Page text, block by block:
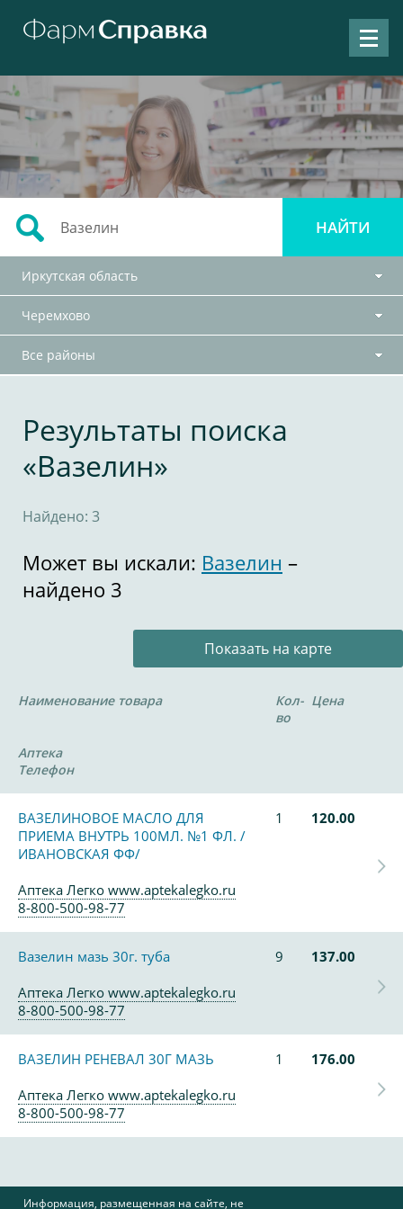
Иркутская область
Черемхово
Все районы
Результаты поиска
«Вазелин»
Найдено: 3
Может вы искали: Вазелин –
найдено 3
Показать на карте
Наименование товара
Кол-
во
Цена
Аптека
Телефон
ВАЗЕЛИНОВОЕ МАСЛО ДЛЯ
ПРИЕМА ВНУТРЬ 100МЛ. №1 ФЛ. /
ИВАНОВСКАЯ ФФ/
1 120.00
Аптека Легко www.aptekalegko.ru
8-800-500-98-77
Вазелин мазь 30г. туба 9
137.00
Аптека Легко www.aptekalegko.ru
8-800-500-98-77
ВАЗЕЛИН РЕНЕВАЛ 30Г МАЗЬ 1
176.00
Аптека Легко www.aptekalegko.ru
8-800-500-98-77
Информация, размещенная на сайте, не